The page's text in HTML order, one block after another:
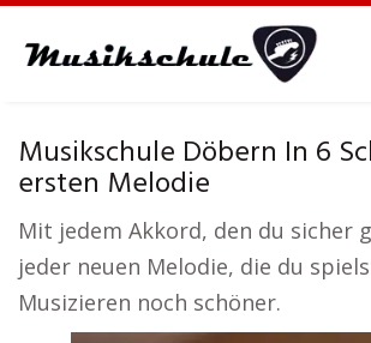
Musikschule Döbern In 6
ersten Melodie
Mit jedem Akkord, den du sicher
jeder neuen Melodie, die du
Musizieren noch schöner.